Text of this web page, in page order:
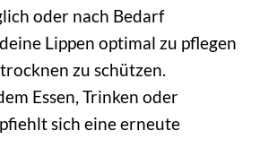
oder nach Bedarf
Lippen optimal zu pflegen
zu schützen.
Essen, Trinken oder
sich eine erneute